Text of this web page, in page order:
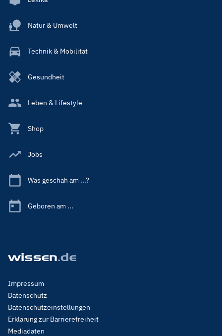
Natur & Umwelt
Technik & Mobilität
Gesundheit
Leben & Lifestyle
Shop
Jobs
Was geschah am ...?
Geboren am ...
Footer
Menu
Legal
Impressum
Datenschutz
Datenschutzeinstellungen
Erklärung zur Barrierefreiheit
Mediadaten